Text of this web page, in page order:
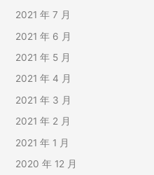
2021 年 7 月
2021 年 6 月
2021 年 5 月
2021 年 4 月
2021 年 3 月
2021 年 2 月
2021 年 1 月
2020 年 12 月